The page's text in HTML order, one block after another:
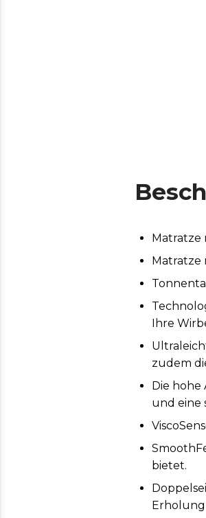
Matratze
Ihre
zudem
Die
und eine
bietet.